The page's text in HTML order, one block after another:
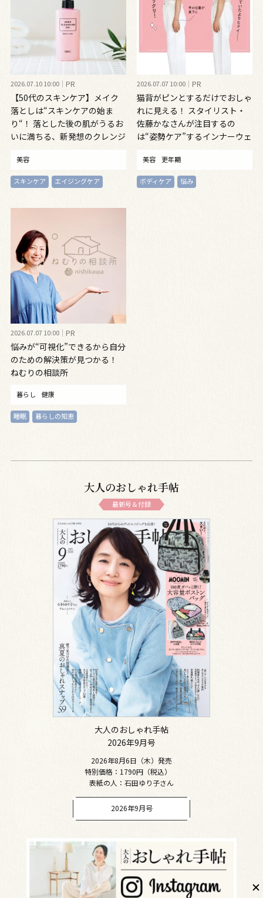
2026.07.10 10:00 PR
【50代のスキンケア】メイク
落としは“スキンケアの始ま
り“！ 落とした後の肌がうるお
いに満ちる、新発想のクレンジ
美容
スキンケア エイジングケア
2026.07.07 10:00 PR
猫背がピンとするだけでおしゃ
れに見える！ スタイリスト・
佐藤かなさんが注目するの
は“姿勢ケア”するインナーウェ
美容 更年期
ボディケア 悩み
2026.07.07 10:00 PR
悩みが“可視化”できるから自分
のための解決策が見つかる！
ねむりの相談所
暮らし 健康
睡眠 暮らしの知恵
大人のおしゃれ手帖
最新号＆付録
大人のおしゃれ手帖
2026年9月号
2026年8月6日（木）発売
特別価格：1790円（税込）
表紙の人：石田ゆり子さん
2026年9月号